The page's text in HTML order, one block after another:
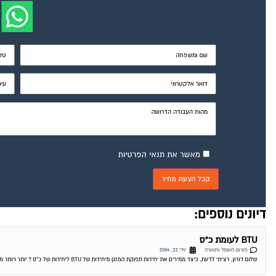
מאשר את תנאי הפרטיות
דיונים נוספים:
BTU לעומת כ"ס
פורום חשמל ותאורה
יולי 22, 2004
שלום דורון, רציתי לדעת, כיצד ממירים את יחידות תפוקת המזגן מיחידות של BTU ליחידות של כ"ס ? יותר ויותר מפרסמים היום את הנושא של BTU,...